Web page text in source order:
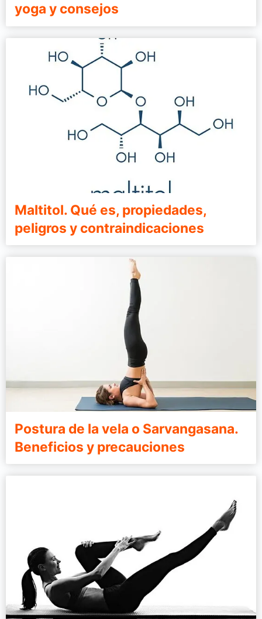
yoga y consejos
Maltitol. Qué es, propiedades,
peligros y contraindicaciones
Postura de la vela o Sarvangasana.
Beneficios y precauciones